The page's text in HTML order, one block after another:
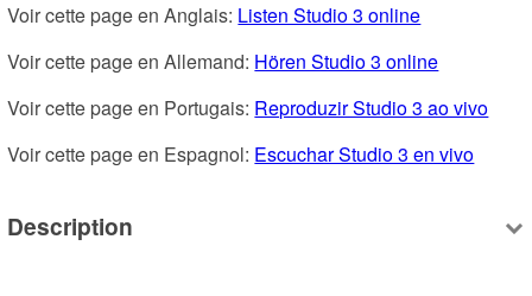
Voir cette page en Anglais: Listen Studio 3 online
Voir cette page en Allemand: Hören Studio 3 online
Voir cette page en Portugais: Reproduzir Studio 3 ao vivo
Voir cette page en Espagnol: Escuchar Studio 3 en vivo
Description